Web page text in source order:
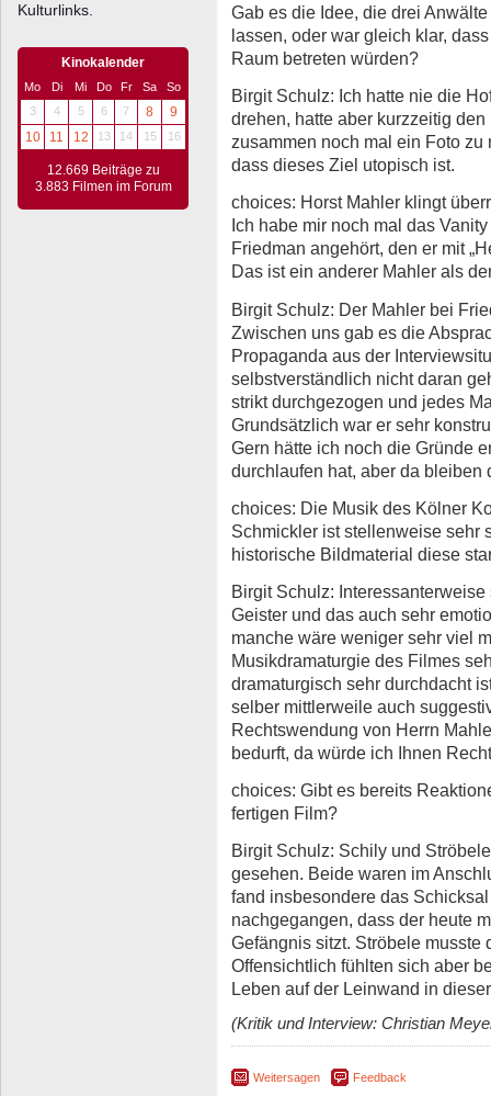
Kulturlinks.
Kinokalender
Mo Di Mi Do Fr Sa
So
3
4 5 6 7 8
9
10
11 12 13 14 15 16
12.669 Beiträge zu
3.883 Filmen im Forum
Gab es die Idee, die drei
lassen, oder war gleich klar,
Raum betreten würden?
Birgit Schulz: Ich hatte nie die
drehen, hatte aber kurzzeitig
zusammen noch mal ein Foto
dass dieses Ziel utopisch ist.
choices: Horst Mahler klingt
Ich habe mir noch mal das
Friedman angehört, den er mit
Das ist ein anderer Mahler als
Birgit Schulz: Der Mahler bei
Zwischen uns gab es die
Propaganda aus der
selbstverständlich nicht daran
strikt durchgezogen und jedes
Grundsätzlich war er sehr
Gern hätte ich noch die Gründe
durchlaufen hat, aber da
choices: Die Musik des Kölner
Schmickler ist stellenweise sehr
historische Bildmaterial diese
Birgit Schulz:
Geister und das auch sehr
manche wäre weniger sehr viel
Musikdramaturgie des Filmes
dramaturgisch sehr durchdacht
selber mittlerweile auch
Rechtswendung von Herrn
bedurft, da würde ich Ihnen
choices: Gibt es bereits
fertigen Film?
Birgit Schulz: Schily und
gesehen. Beide waren im
fand insbesondere das
nachgegangen, dass der heute
Gefängnis sitzt. Ströbele musste
Offensichtlich fühlten sich aber
Leben auf der Leinwand in
(Kritik und Interview: Christian
Weitersagen Feedback